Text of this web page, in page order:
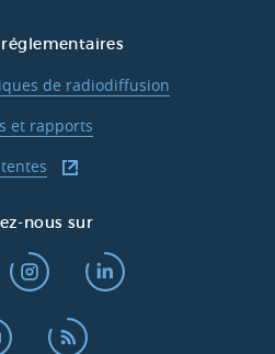
de radiodiffusion
et rapports
nous sur